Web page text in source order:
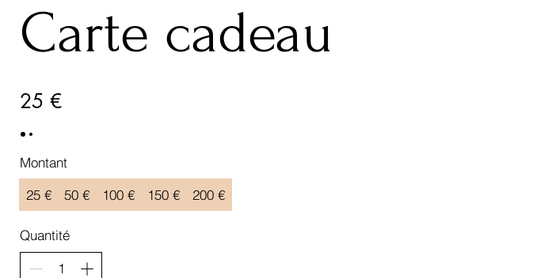
Carte cadeau
25 €
Montant
25 €
50 € 100 € 150 € 200 €
Quantité